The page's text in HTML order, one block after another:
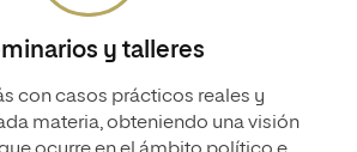
y talleres
con casos prácticos reales y
materia, obteniendo una visión